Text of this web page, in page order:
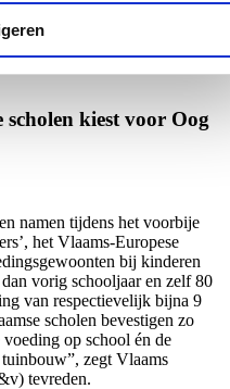
kiest voor Oog
namen tijdens het voorbije
het Vlaams-Europese
bij kinderen
vorig schooljaar en zelf 80
van respectievelijk bijna 9
scholen bevestigen zo
op school én de
zegt Vlaams
tevreden.